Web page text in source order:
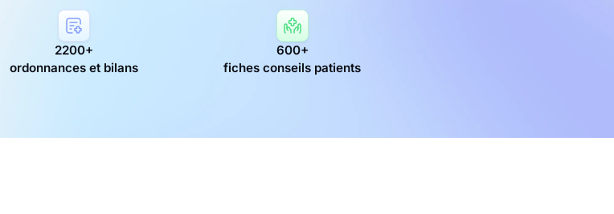
2200+
ordonnances et bilans
600+
fiches conseils patients